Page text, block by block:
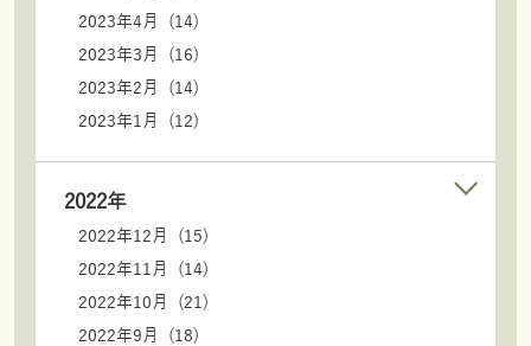
2023年4月 (14)
2023年3月 (16)
2023年2月 (14)
2023年1月 (12)
2022年
2022年12月 (15)
2022年11月 (14)
2022年10月 (21)
2022年9月 (18)